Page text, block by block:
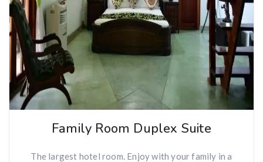
Family Room Duplex Suite
The largest hotel room. Enjoy with your family in a